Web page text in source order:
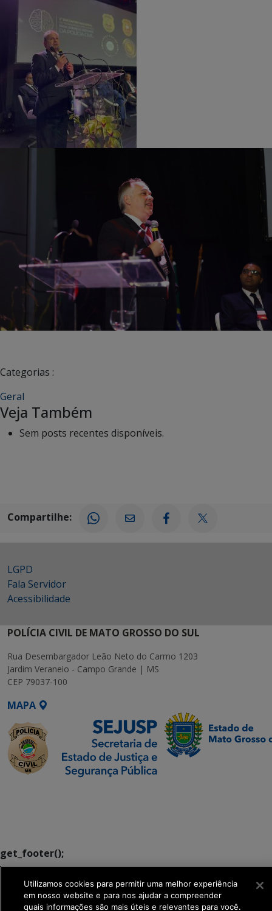
Categorias :
Geral
Veja Também
Sem posts recentes disponíveis.
Compartilhe:
LGPD
Fala Servidor
Acessibilidade
POLÍCIA CIVIL DE MATO GROSSO DO SUL
Rua Desembargador Leão Neto do Carmo 1203
Jardim Veraneio - Campo Grande | MS
CEP 79037-100
MAPA
get_footer();
Utilizamos cookies para permitir uma melhor experiência
em nosso website e para nos ajudar a compreender
quais informações são mais úteis e relevantes para você.